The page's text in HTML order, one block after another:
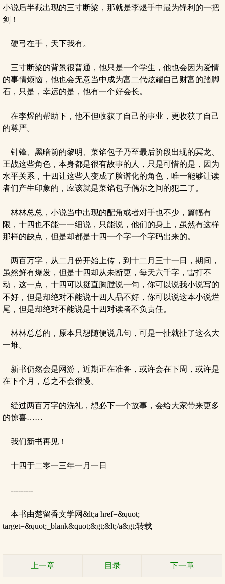
小说后半截出现的三寸断梁，那就是李煜手中最为锋利的一把
剑！
硬弓在手，天下我有。
三寸断梁的背景很普通，他只是一个学生，他也会因为爱情
的事情烦恼，他也会无意当中成为富二代炫耀自己财富的踏脚
石，只是，幸运的是，他有一个好会长。
在李煜的帮助下，他不但收获了自己的事业，更收获了自己
的尊严。
针锋、黑暗前的黎明、菜馅包子乃至最后阶段出现的冥龙、
王战这些角色，本身都是很有故事的人，只是可惜的是，因为
水平关系，十四让这些人变成了脸谱化的角色，唯一能够让读
者们产生印象的，应该就是菜馅包子偶尔之间的犯二了。
林林总总，小说当中出现的配角或者对手也不少，篇幅有
限，十四也不能一一细说，只能说，他们的身上，虽然有这样
那样的缺点，但是却都是十四一个字一个字码出来的。
两百万字，从二月份开始上传，到十二月三十一日，期间，
虽然鲜有爆发，但是十四却从未断更，每天六千字，雷打不
动，这一点，十四可以挺直胸膛说一句，你可以说我小说写的
不好，但是却绝对不能说十四人品不好，你可以说这本小说烂
尾，但是却绝对不能说是十四对读者不负责任。
林林总总的，原本只想随便说几句，可是一扯就扯了这么大
一堆。
新书仍然会是网游，近期正在准备，或许会在下周，或许是
在下个月，总之不会很慢。
经过两百万字的洗礼，想必下一个故事，会给大家带来更多
的惊喜……
我们新书再见！
十四于二零一三年一月一日
---------
本书由楚留香文学网&lt;a href=&quot;
target=&quot;_blank&quot;&gt;&lt;/a&gt;转载
上一章 目录 下一章